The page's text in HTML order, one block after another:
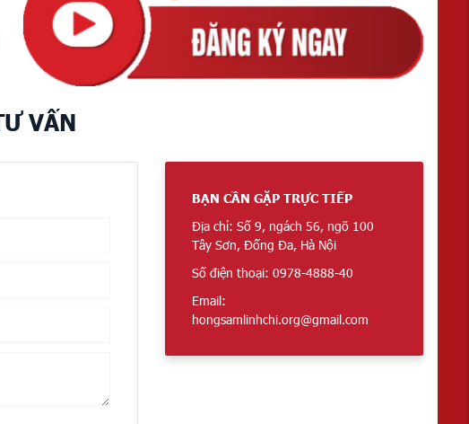
VẤN
BẠN CẦN GẶP TRỰC TIẾP
Địa chỉ: Số 9, ngách 56, ngõ 100
Tây Sơn, Đống Đa, Hà Nội
Số điện thoại: 0978-4888-40
Email:
hongsamlinhchi.org@gmail.com